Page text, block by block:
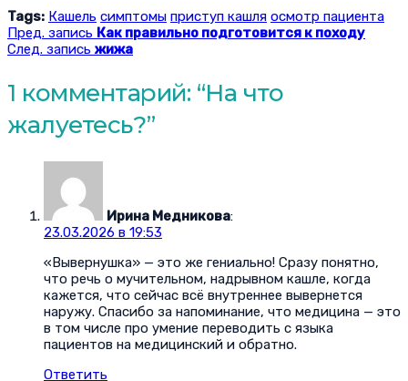
Tags: Кашель симптомы приступ кашля осмотр пациента
Пред. запись Как правильно подготовится к походу
След. запись жижа
1 комментарий: “На что
жалуетесь?”
Ирина Медникова:
23.03.2026 в 19:53
«Вывернушка» — это же гениально! Сразу понятно,
что речь о мучительном, надрывном кашле, когда
кажется, что сейчас всё внутреннее вывернется
наружу. Спасибо за напоминание, что медицина — это
в том числе про умение переводить с языка
пациентов на медицинский и обратно.
Ответить